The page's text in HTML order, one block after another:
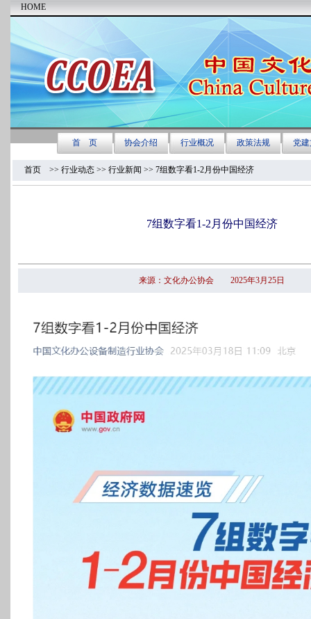
首页 >> 行业动态 >> 行业新闻 >> 7组数字看1-2月份中国经济
7组数字看1-2月份中国经济
来源：文化办公协会 2025年3月25日